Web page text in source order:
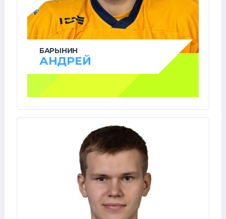
БАРЫНИН
АНДРЕЙ